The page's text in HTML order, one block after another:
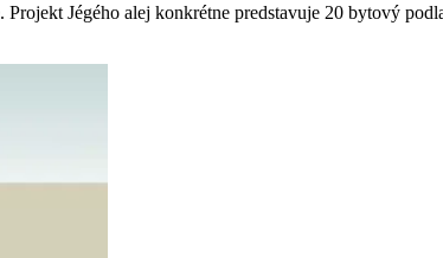
Jégého alej konkrétne predstavuje 20 bytový